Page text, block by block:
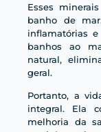
Esses
banho de
inflamatórias
banhos ao
natural,
geral.
Portanto, a
integral. Ela
melhoria da